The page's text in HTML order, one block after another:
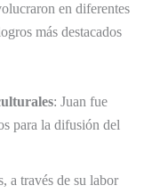
en diferentes
más destacados
: Juan fue
para la difusión del
a través de su labor